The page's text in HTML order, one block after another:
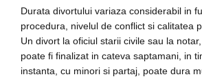
Durata divortului variaza considerabil in
procedura, nivelul de conflict si calitatea
Un divort la oficiul starii civile sau la
poate fi finalizat in cateva saptamani, in
instanta, cu minori si partaj, poate dura